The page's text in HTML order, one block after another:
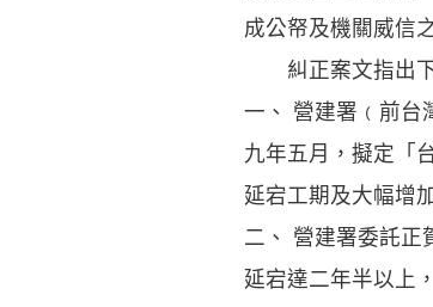
成公帑及機關威信
糾正案文指出下
一、 營建署﹙前台
九年五月，擬定「
延宕工期及大幅增
二、 營建署委託正
延宕達二年半以上